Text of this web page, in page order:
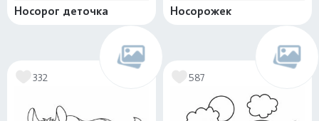
Носорог деточка Носорожек
332 587